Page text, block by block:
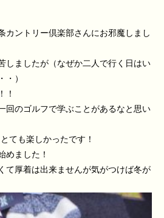
カントリー倶楽部さんにお邪魔しまし
しましたが（なぜか二人で行く日はい
・）
！
回のゴルフで学ぶことがあるなと思い
ても楽しかったです！
めました！
て厚着は出来ませんが気がつけば冬が